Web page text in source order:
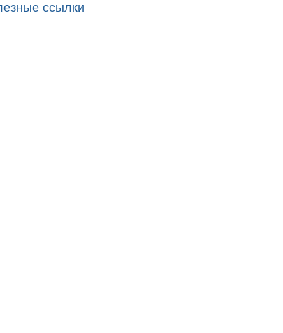
ссылки